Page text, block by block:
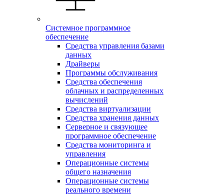
Системное программное
обеспечение
Средства управления базами
данных
Драйверы
Программы обслуживания
Средства обеспечения
облачных и распределенных
вычислений
Средства виртуализации
Средства хранения данных
Серверное и связующее
программное обеспечение
Средства мониторинга и
управления
Операционные системы
общего назначения
Операционные системы
реального времени